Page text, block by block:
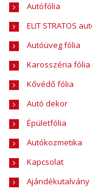
Autófólia
ELIT STRATOS
Autóüveg fólia
Karosszéria
Kővédő fólia
Autó dekor
Épületfólia
Autókozmetika
Kapcsolat
Ajándékutalvány